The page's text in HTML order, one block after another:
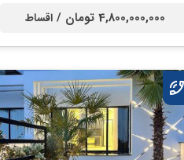
4,800,000,000 تومان / اقساط